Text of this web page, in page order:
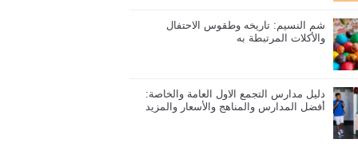
شم النسيم: تاريخه وطقوس الاحتفال
والأكلات المرتبطة به
دليل مدارس التجمع الاول العامة والخاصة:
أفضل المدارس والمناهج والأسعار والمزيد